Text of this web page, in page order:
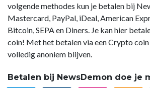
volgende methodes kun je betalen bij
Mastercard, PayPal, iDeal, American
Bitcoin, SEPA en Diners. Je kan hier
coin! Met het betalen via een Crypto
volledig anoniem blijven.
Betalen bij NewsDemon doe je